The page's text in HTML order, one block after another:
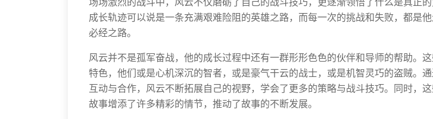
场场激烈的战斗中，风云不仅磨砺了自己的战斗技巧，更逐渐领悟了什么是真正
成长轨迹可以说是一条充满艰难险阻的英雄之路，而每一次的挑战和失败，都是
必经之路。
风云并不是孤军奋战，他的成长过程中还有一群形形色色的伙伴和导师的帮助。
特色，他们或是心机深沉的智者，或是豪气干云的战士，或是机智灵巧的盗贼。
互动与合作，风云不断拓展自己的视野，学会了更多的策略与战斗技巧。同时，
故事增添了许多精彩的情节，推动了故事的不断发展。